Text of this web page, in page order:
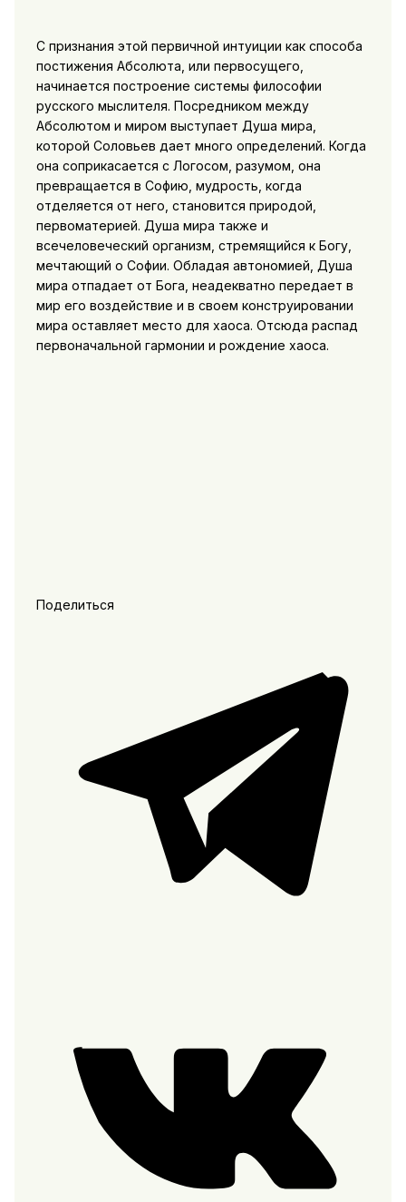
С признания этой первичной интуиции как способа
постижения Абсолюта, или первосущего,
начинается построение системы философии
русского мыслителя. Посредником между
Абсолютом и миром выступает Душа мира,
которой Соловьев дает много определений. Когда
она соприкасается с Логосом, разумом, она
превращается в Софию, мудрость, когда
отделяется от него, становится природой,
первоматерией. Душа мира также и
всечеловеческий организм, стремящийся к Богу,
мечтающий о Софии. Обладая автономией, Душа
мира отпадает от Бога, неадекватно передает в
мир его воздействие и в своем конструировании
мира оставляет место для хаоса. Отсюда распад
первоначальной гармонии и рождение хаоса.
Поделиться